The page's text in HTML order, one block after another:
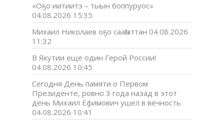
«Оҕо иитиитэ – тыын боппуруос»
04.08.2026 15:35
Михаил Николаев оҕо сааһыттан 04.08.2026
11:32
В Якутии еще один Герой России!
04.08.2026 10:45
Сегодня День памяти о Первом
Президенте, ровно 3 года назад в этот
день Михаил Ефимович ушел в вечность
04.08.2026 10:41